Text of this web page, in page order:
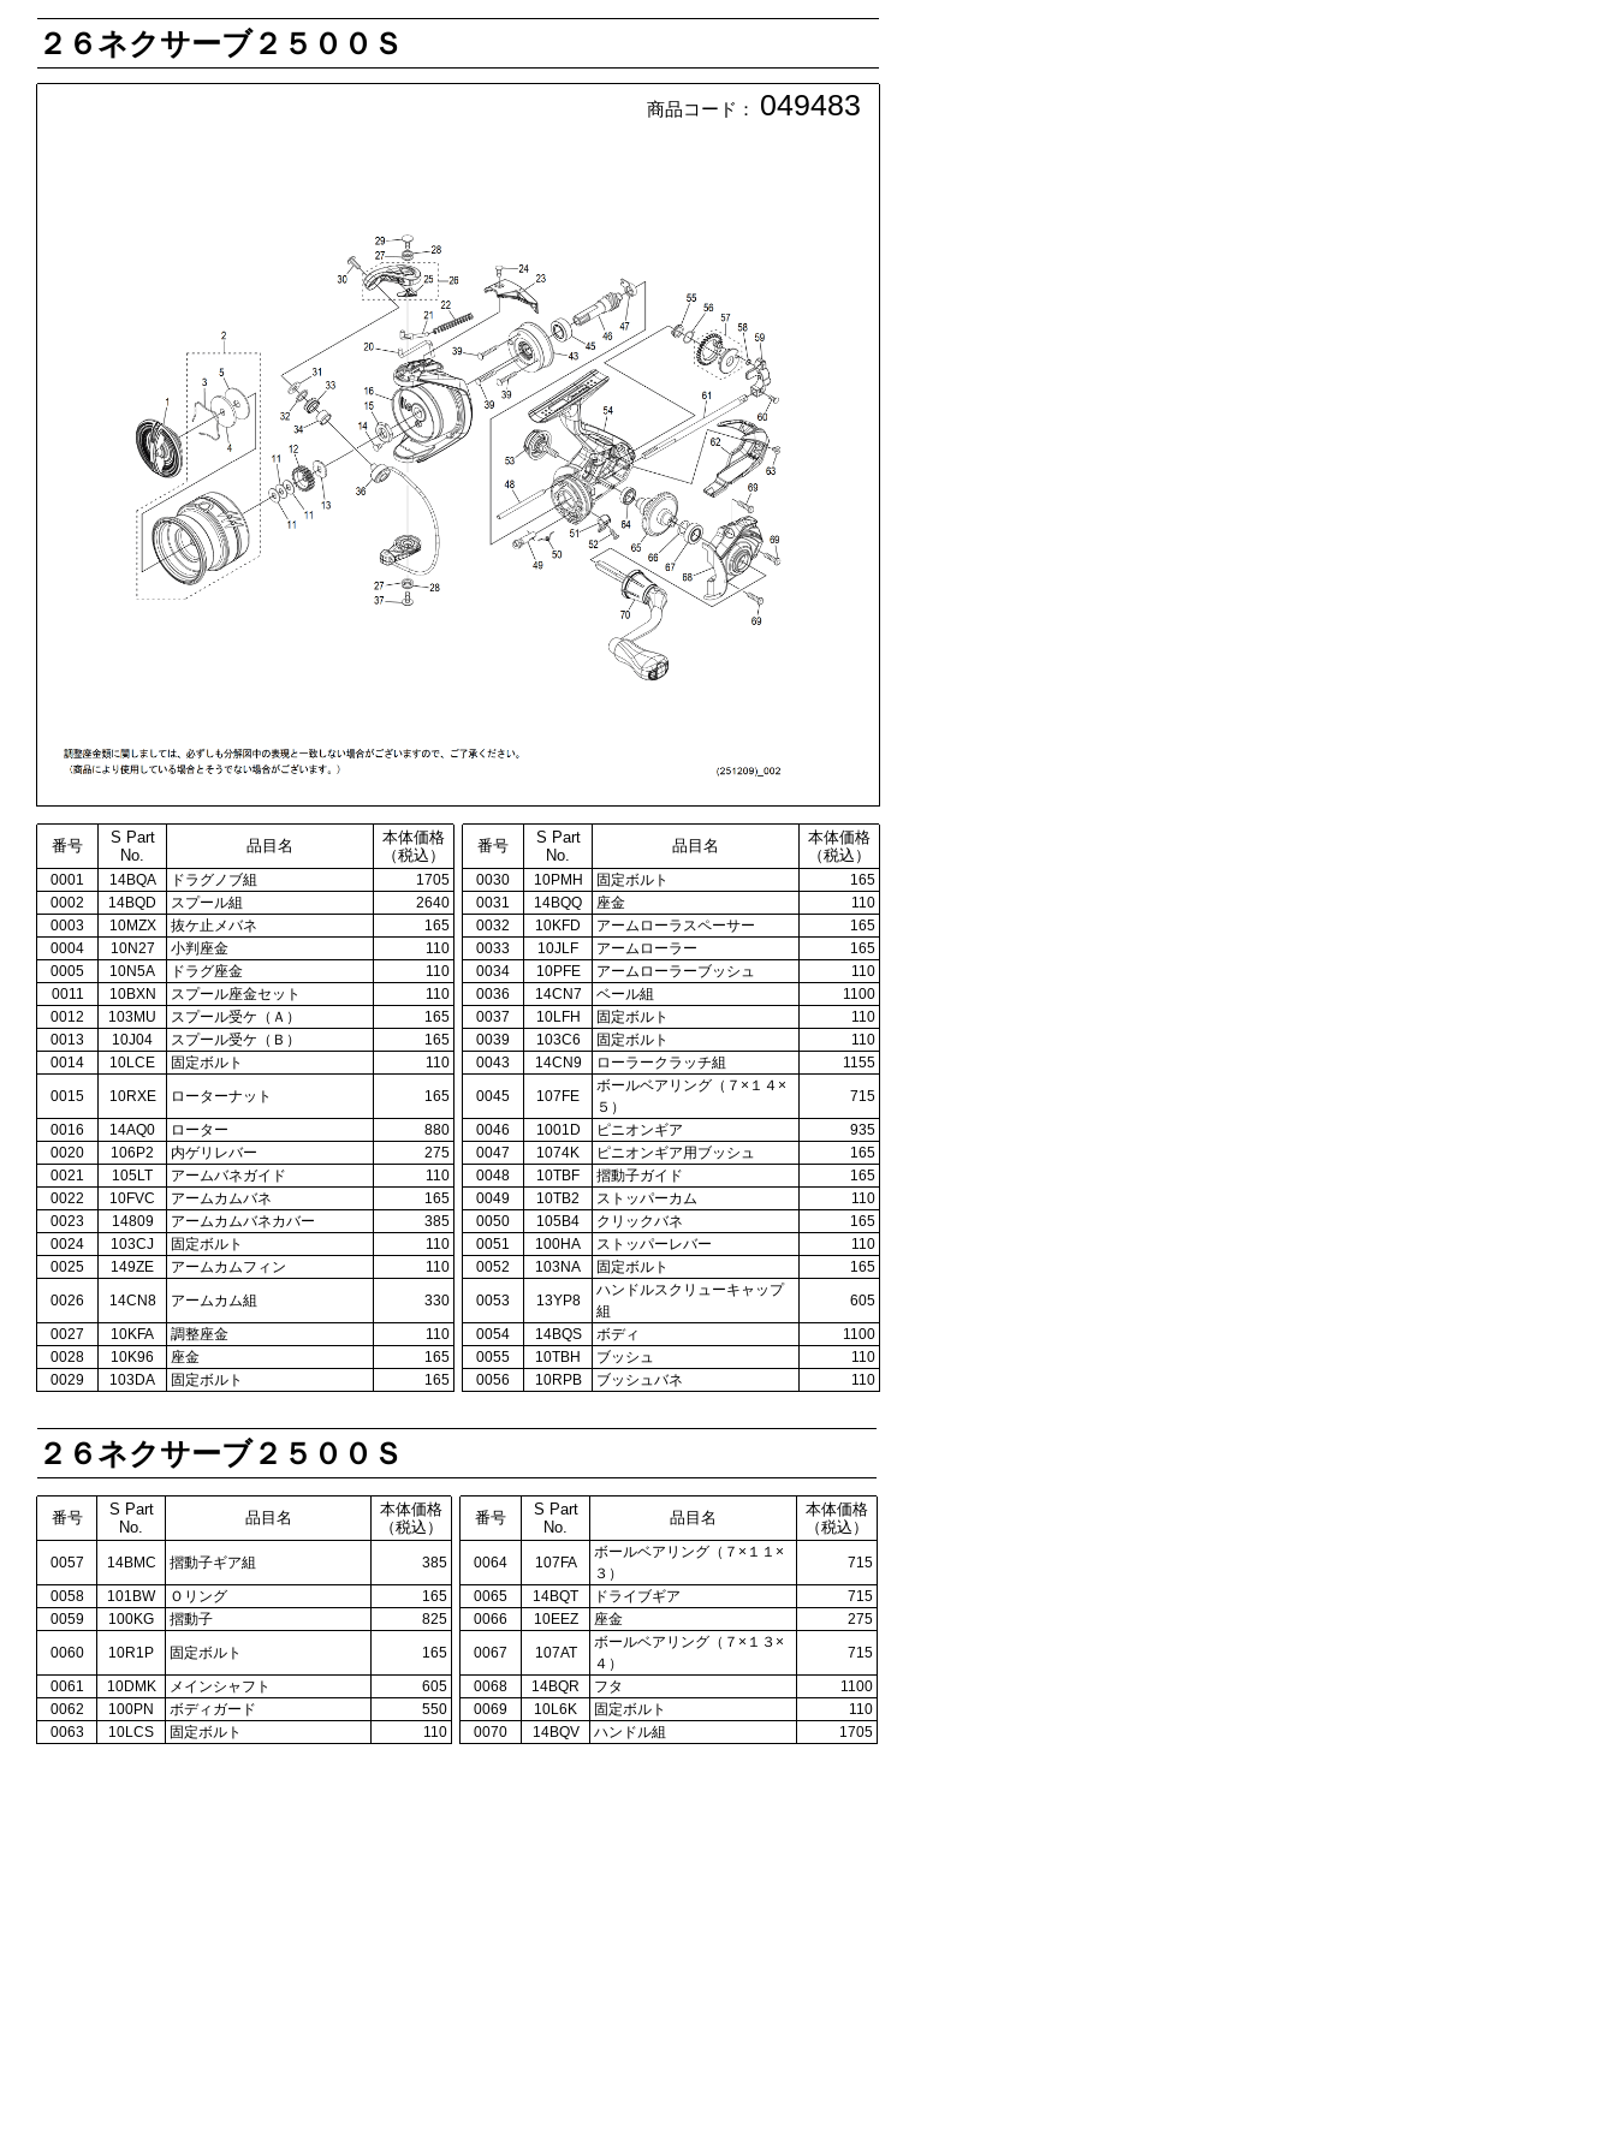
２６ネクサーブ２５００Ｓ
商品コード： 049483
番号
S Part
No.
品目名
本体価格
（税込）
番号
S Part
No.
品目名
本体価格
（税込）
0001 14BQA ドラグノブ組 1705 0030 10PMH 固定ボルト
165
0002
14BQD スプール組 2640 0031 14BQQ 座金
110
0003
10MZX 抜ケ止メバネ 165 0032 10KFD アームローラスペーサー
165
0004
10N27 小判座金 110 0033 10JLF アームローラー
165
0005
10N5A ドラグ座金 110 0034 10PFE アームローラーブッシュ
110
0011
10BXN スプール座金セット 110 0036 14CN7 ベール組
1100
0012
103MU スプール受ケ（Ａ） 165 0037 10LFH 固定ボルト
110
0013
10J04 スプール受ケ（Ｂ） 165 0039 103C6 固定ボルト
110
0014
10LCE 固定ボルト 110 0043 14CN9 ローラークラッチ組
1155
0015
10RXE ローターナット 165 0045 107FE
ボールベアリング（７×１４×
５）
715
0016
14AQ0 ローター 880 0046 1001D ピニオンギア
935
0020
106P2 内ゲリレバー 275 0047 1074K ピニオンギア用ブッシュ
165
0021
105LT アームバネガイド 110 0048 10TBF 摺動子ガイド
165
0022
10FVC アームカムバネ 165 0049 10TB2 ストッパーカム
110
0023
14809 アームカムバネカバー 385 0050 105B4 クリックバネ
165
0024
103CJ 固定ボルト 110 0051 100HA ストッパーレバー
110
0025
149ZE アームカムフィン 110 0052 103NA 固定ボルト
165
0026
14CN8 アームカム組 330 0053 13YP8
ハンドルスクリューキャップ
組
605
0027
10KFA 調整座金 110 0054 14BQS ボディ
1100
0028
10K96 座金 165 0055 10TBH ブッシュ
110
0029
103DA 固定ボルト 165 0056 10RPB ブッシュバネ 110
２６ネクサーブ２５００Ｓ
番号
S Part
No.
品目名
本体価格
（税込）
番号
S Part
No.
品目名
本体価格
（税込）
0057 14BMC 摺動子ギア組 385 0064 107FA
ボールベアリング（７×１１×
３）
715
0058
101BW Ｏリング 165 0065 14BQT ドライブギア
715
0059
100KG 摺動子 825 0066 10EEZ 座金
275
0060
10R1P 固定ボルト 165 0067 107AT
ボールベアリング（７×１３×
４）
715
0061
10DMK メインシャフト 605 0068 14BQR フタ
1100
0062
100PN ボディガード 550 0069 10L6K 固定ボルト
110
0063
10LCS 固定ボルト 110 0070 14BQV ハンドル組 1705